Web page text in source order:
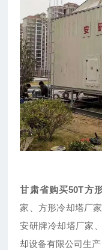
甘肃省购买50T方
家、方形冷却塔厂
安研牌冷却塔厂家
却设备有限公司生